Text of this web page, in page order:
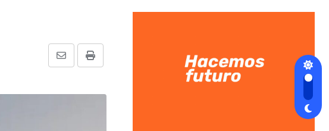
Print
Share
Email